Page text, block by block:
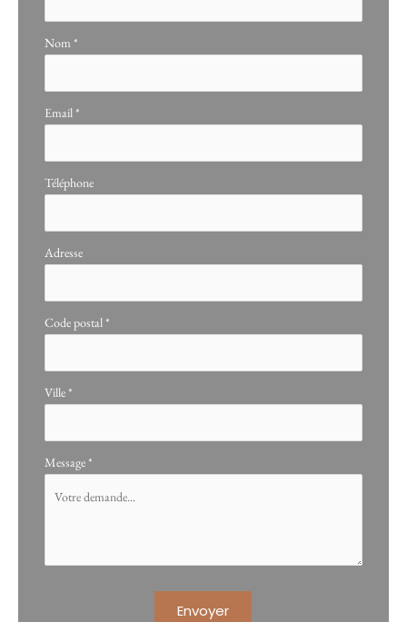
Nom *
Email *
Téléphone
Adresse
Code postal *
Ville *
Message *
Envoyer